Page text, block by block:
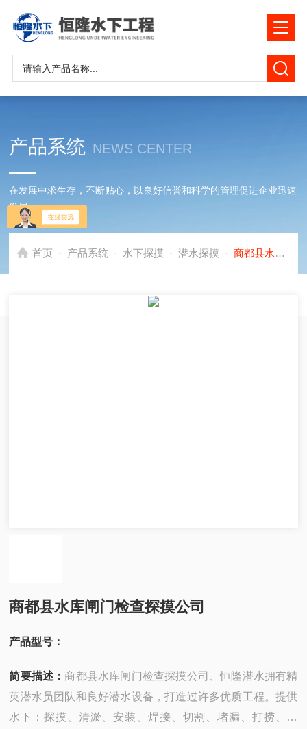
产品系统 NEWS CENTER
在发展中求生存，不断贴心，以良好信誉和科学的管理促进企业迅速
发展
首页 - 产品系统 - 水下探摸 - 潜水探摸 - 商都县水库闸门检查探摸公司
商都县水库闸门检查探摸公司
产品型号：
简要描述：商都县水库闸门检查探摸公司、恒隆潜水拥有精
英潜水员团队和良好潜水设备，打造过许多优质工程。提供
水下：探摸、清淤、安装、焊接、切割、堵漏、打捞、拆